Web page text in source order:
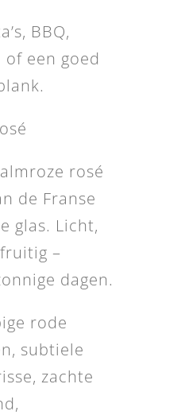
BBQ,
een goed
rosé
de Franse
glas. Licht,
–
dagen.
rode
subtiele
zachte